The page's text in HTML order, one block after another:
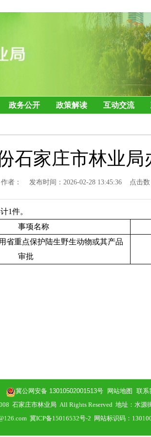
政务公开 政策解读 互动交流
石家庄市林业
作者： 发布时间：2026-02-28 13:45:36 点击数
1件。
事项名称
省重点保护陆生野生动物或其产品
审批
冀公网安备 13010502001513号 网站地图
联系
石家庄市林业局 All Rights Reserved 地址：水源
冀ICP备15016532号-2 网站标识码：